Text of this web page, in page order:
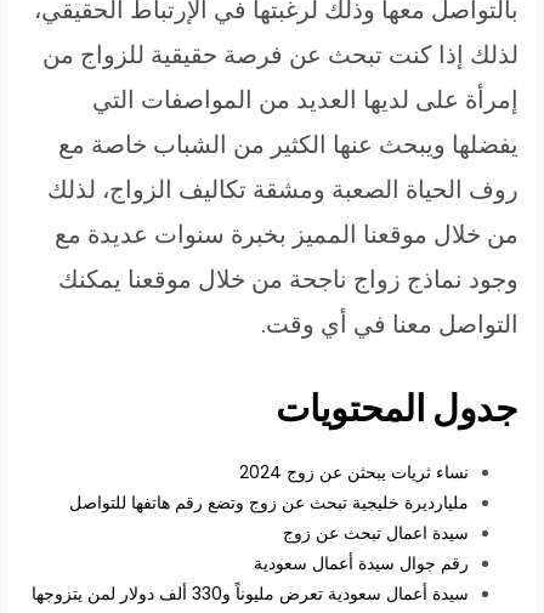
بالتواصل معها وذلك لرغبتها في الإرتباط الحقيقي،
لذلك إذا كنت تبحث عن فرصة حقيقية للزواج من
إمرأة على لديها العديد من المواصفات التي
يفضلها ويبحث عنها الكثير من الشباب خاصة مع
روف الحياة الصعبة ومشقة تكاليف الزواج، لذلك
من خلال موقعنا المميز بخبرة سنوات عديدة مع
وجود نماذج زواج ناجحة من خلال موقعنا يمكنك
التواصل معنا في أي وقت.
جدول المحتويات
نساء ثريات يبحثن عن زوج 2024
مليارديرة خليجية تبحث عن زوج وتضع رقم هاتفها للتواصل
سيدة اعمال تبحث عن زوج
رقم جوال سيدة أعمال سعودية
سيدة أعمال سعودية تعرض مليوناً و330 ألف دولار لمن يتزوجها